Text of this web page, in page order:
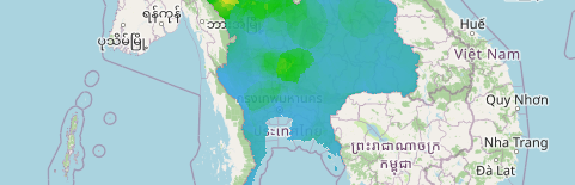
WHAT is DustBoy
INFO
VIDEO
NEWS and ARTICLES